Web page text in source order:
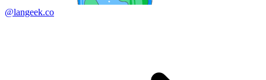
@langeek.co